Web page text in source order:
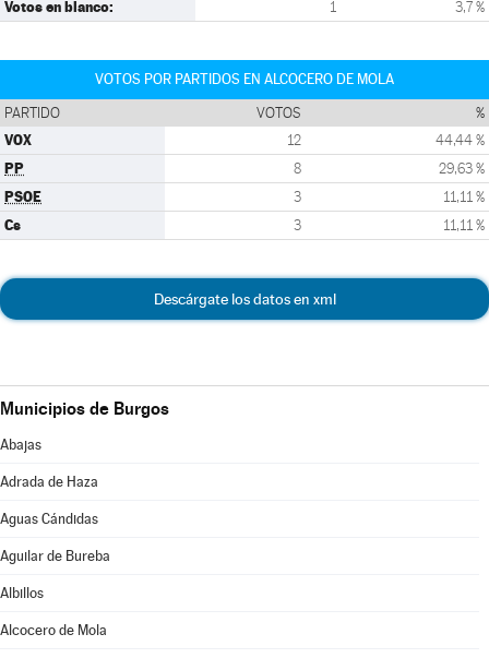
Votos en blanco: 1 3,7 %
VOTOS POR PARTIDOS EN ALCOCERO DE MOLA
PARTIDO VOTOS %
VOX 12 44,44 %
PP 8 29,63 %
PSOE 3 11,11 %
Cs 3 11,11 %
Descárgate los datos en xml
Municipios de Burgos
Abajas
Adrada de Haza
Aguas Cándidas
Aguilar de Bureba
Albillos
Alcocero de Mola